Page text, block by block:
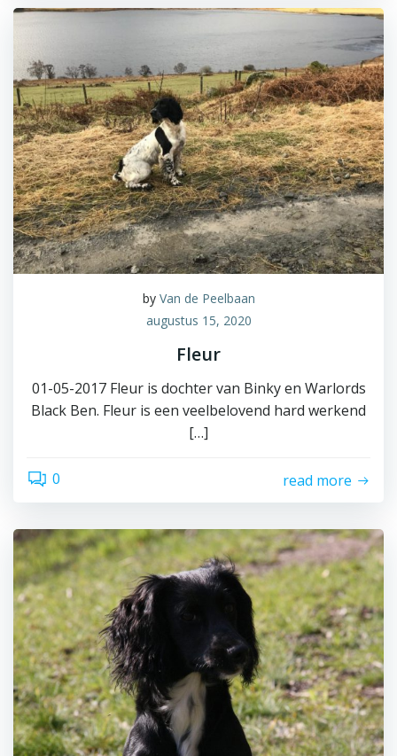
by Van de Peelbaan
augustus 15, 2020
Fleur
01-05-2017 Fleur is dochter van Binky en Warlords
Black Ben. Fleur is een veelbelovend hard werkend
[…]
0 read more